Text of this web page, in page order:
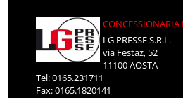
LG PRESSE S.R.L.
via Festaz, 52
11100 AOSTA
Tel: 0165.231711
Fax: 0165.1820141